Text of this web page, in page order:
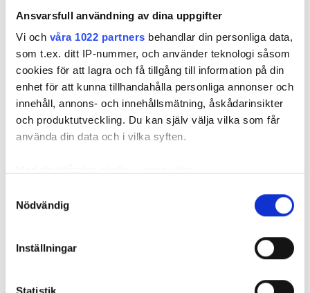
Ansvarsfull användning av dina uppgifter
Vi och våra 1022 partners behandlar din personliga data,
som t.ex. ditt IP-nummer, och använder teknologi såsom
cookies för att lagra och få tillgång till information på din
enhet för att kunna tillhandahålla personliga annonser och
innehåll, annons- och innehållsmätning, åskådarinsikter
och produktutveckling. Du kan själv välja vilka som får
använda din data och i vilka syften.
som kan ha en noggrannhet på upp till flera meter
Ta reda på mer om hur dina personliga uppgifter
Nödvändig
Inställningar
Statistik
REKOMMENDERADE ARTIKLAR
10 spaningar från
Nordbygg 2026
Hur vanligt är det
att
bergvärmeborrning
grundvattnet?
Förslaget
10 spaningar från Nordbygg